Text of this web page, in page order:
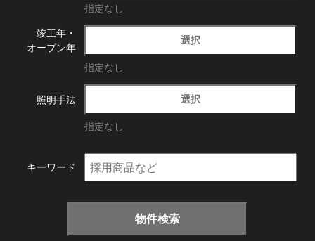
指定なし
竣工年・
オープン年
選択
指定なし
照明手法 選択
指定なし
キーワード
物件検索